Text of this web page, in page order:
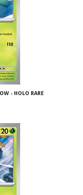
- HOLO RARE